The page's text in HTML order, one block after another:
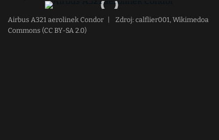
Airbus A321 aerolinek Condor
Zdroj: calflier001, Wikimedoa
Commons (CC BY-SA 2.0)